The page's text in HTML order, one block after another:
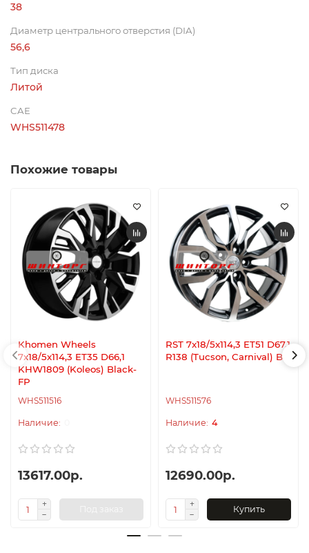
38
Диаметр центрального отверстия (DIA)
56,6
Тип диска
Литой
CAE
WHS511478
Похожие товары
Khomen Wheels
7x18/5x114,3 ET35 D66,1
KHW1809 (Koleos) Black-
FP
WHS511516
13617.00р.
RST 7x18/5x114,3 ET51 D67,1
R138 (Tucson, Carnival) BD
WHS511576
4
12690.00р.
Купить